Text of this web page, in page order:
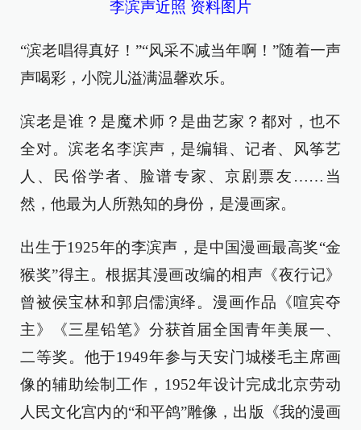
李滨声近照 资料图片
“滨老唱得真好！”“风采不减当年啊！”随着一声
声喝彩，小院儿溢满温馨欢乐。
滨老是谁？是魔术师？是曲艺家？都对，也不
全对。滨老名李滨声，是编辑、记者、风筝艺
人、民俗学者、脸谱专家、京剧票友……当
然，他最为人所熟知的身份，是漫画家。
出生于1925年的李滨声，是中国漫画最高奖“金
猴奖”得主。根据其漫画改编的相声《夜行记》
曾被侯宝林和郭启儒演绎。漫画作品《喧宾夺
主》《三星铅笔》分获首届全国青年美展一、
二等奖。他于1949年参与天安门城楼毛主席画
像的辅助绘制工作，1952年设计完成北京劳动
人民文化宫内的“和平鸽”雕像，出版《我的漫画